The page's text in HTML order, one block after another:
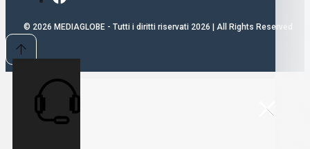
© 2026 MEDIAGLOBE - Tutti i diritti riservati 2026 | All Rights Reserved